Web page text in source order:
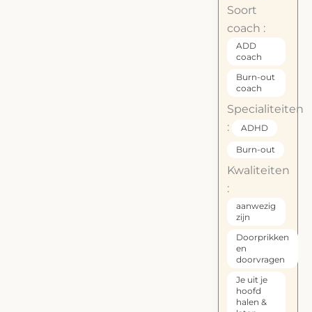
Soort
coach :
ADD
coach
Burn-out
coach
Specialiteiten
:
ADHD
Burn-out
Kwaliteiten
:
aanwezig
zijn
Doorprikken
en
doorvragen
Je uit je
hoofd
halen &